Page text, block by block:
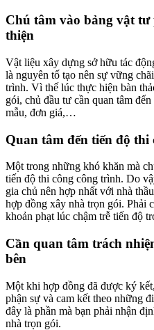
Chú tâm vào bảng vật
thiện
Vật liệu xây dựng sở hữu tác
là nguyên tố tạo nên sự vững
trình. Vì thế lúc thực hiện bàn
gói, chủ đầu tư cần quan tâm
mẫu, đơn giá,…
Quan tâm đến tiến độ thi
Một trong những khó khăn mà
tiến độ thi công công trình. Do
gia chủ nên hợp nhất với nhà
hợp đồng xây nhà trọn gói. Phải
khoản phạt lúc chậm trễ tiến độ
Cần quan tâm trách
bên
Một khi hợp đồng đã được ký
phận sự và cam kết theo những
đây là phần mà bạn phải nhận
nhà trọn gói.